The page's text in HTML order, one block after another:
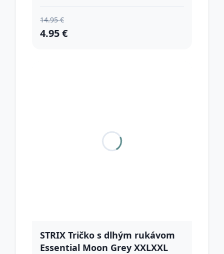
14.95 €
4.95 €
STRIX Tričko s dlhým rukávom
Essential Moon Grey XXLXXL